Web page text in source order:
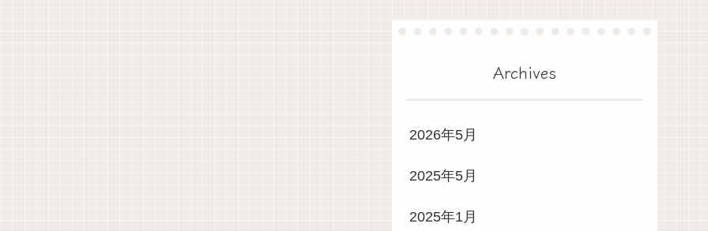
Archives
2026年5月
2025年5月
2025年1月